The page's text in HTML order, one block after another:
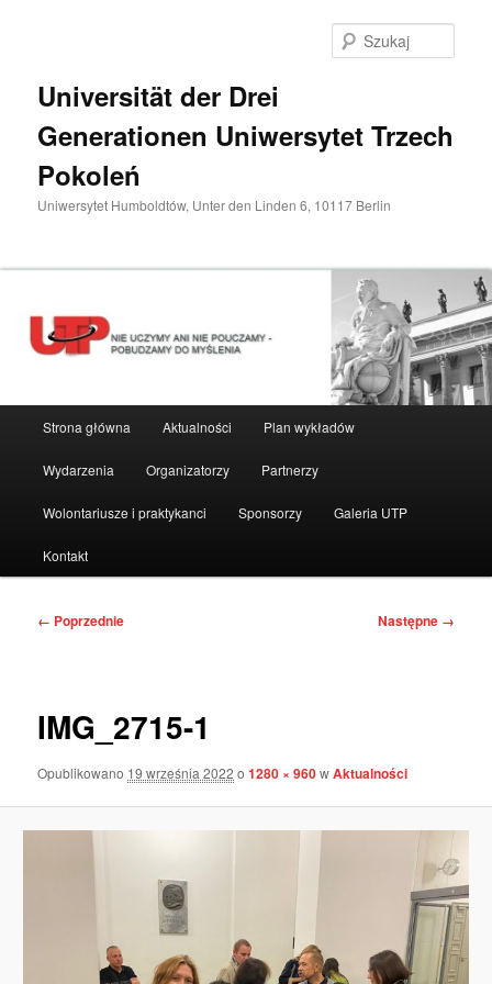
Universität der Drei
Generationen Uniwersytet Trzech
Pokoleń
Uniwersytet Humboldtów, Unter den Linden 6, 10117 Berlin
Strona główna Aktualności Plan wykładów
Wydarzenia Organizatorzy Partnerzy
Wolontariusze i praktykanci Sponsorzy Galeria UTP
Kontakt
Nawigacja
← Poprzednie Następne →
IMG_2715-1
Opublikowano 19 września 2022 o1280 × 960wAktualności